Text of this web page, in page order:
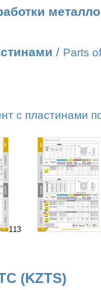
/ Parts
с пластинами
113
(KZTS)